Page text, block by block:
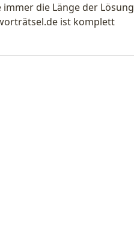
die Länge der Lösung
ist komplett